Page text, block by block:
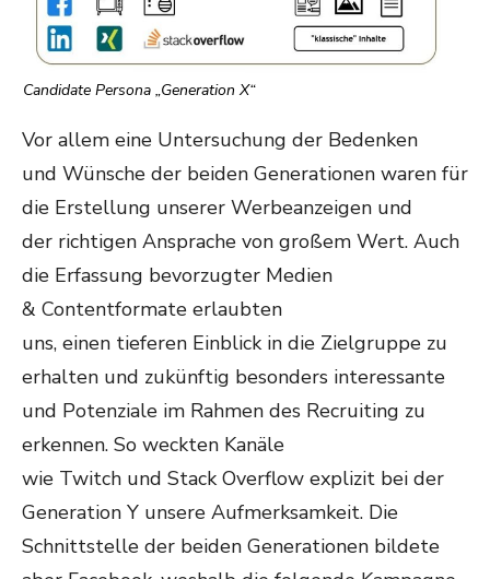
Candidate Persona „Generation X“
Vor allem eine Untersuchung der Bedenken
und Wünsche der beiden Generationen waren für
die Erstellung unserer Werbeanzeigen und
der richtigen Ansprache von großem Wert. Auch
die Erfassung bevorzugter Medien
& Contentformate erlaubten
uns, einen tieferen Einblick in die Zielgruppe zu
erhalten und zukünftig besonders interessante
und Potenziale im Rahmen des Recruiting zu
erkennen. So weckten Kanäle
wie Twitch und Stack Overflow explizit bei der
Generation Y unsere Aufmerksamkeit. Die
Schnittstelle der beiden Generationen bildete